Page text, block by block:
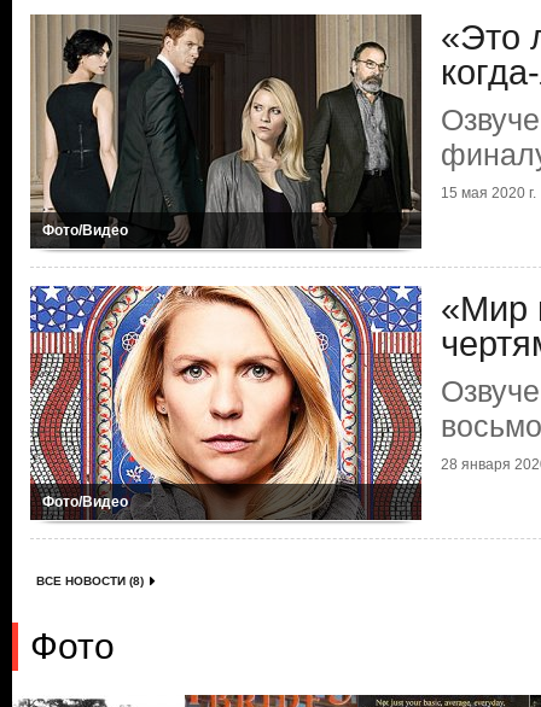
Фото/Видео
«Это
15 мая 2020 г.
Фото/Видео
«Мир
28 января
ВСЕ НОВОСТИ (8)
Фото